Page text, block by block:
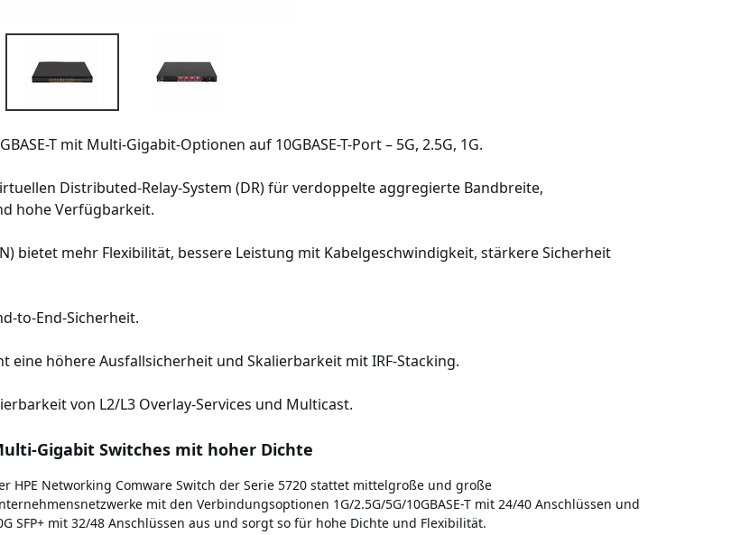
T mit Multi-Gigabit-Optionen auf 10GBASE-T-Port – 5G, 2.5G, 1G.
Distributed-Relay-System (DR) für verdoppelte aggregierte Bandbreite,
hohe Verfügbarkeit.
bietet mehr Flexibilität, bessere Leistung mit Kabelgeschwindigkeit, stärkere Sicherheit
to-End-Sicherheit.
eine höhere Ausfallsicherheit und Skalierbarkeit mit IRF-Stacking.
von L2/L3 Overlay-Services und Multicast.
Gigabit Switches mit hoher Dichte
HPE Networking Comware Switch der Serie 5720 stattet mittelgroße und große
mit den Verbindungsoptionen 1G/2.5G/5G/10GBASE-T mit 24/40 Anschlüssen und
SFP+ mit 32/48 Anschlüssen aus und sorgt so für hohe Dichte und Flexibilität.